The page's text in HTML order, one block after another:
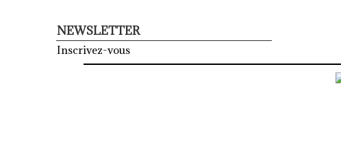
NEWSLETTER
Inscrivez-vous